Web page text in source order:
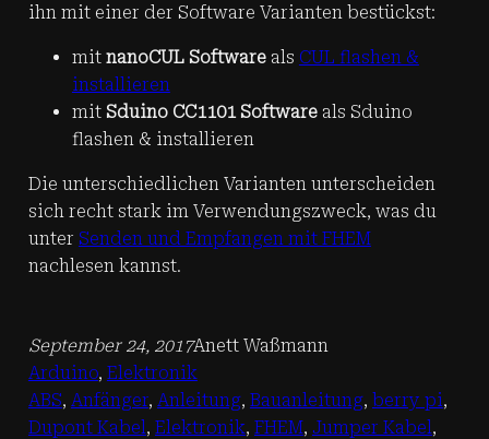
ihn mit einer der Software Varianten bestückst:
mit nanoCUL Softwareals CUL flashen &
installieren
mit Sduino CC1101 Softwareals Sduino
flashen & installieren
Die unterschiedlichen Varianten unterscheiden
sich recht stark im Verwendungszweck, was du
unter Senden und Empfangen mit FHEM
nachlesen kannst.
September 24, 2017Anett Waßmann
Arduino, Elektronik
ABS, Anfänger, Anleitung, Bauanleitung, berry pi
Dupont Kabel, Elektronik, FHEM, Jumper Kabel